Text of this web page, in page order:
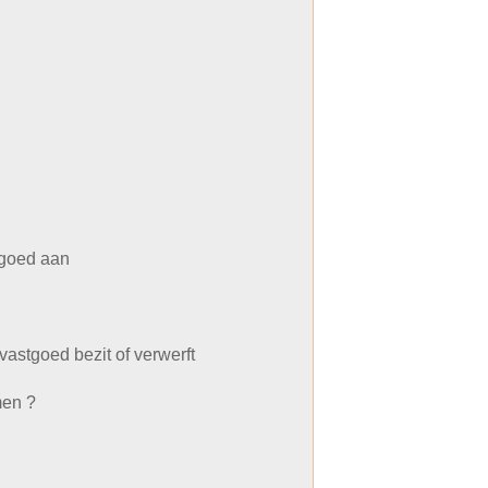
aan
bezit of verwerft
?